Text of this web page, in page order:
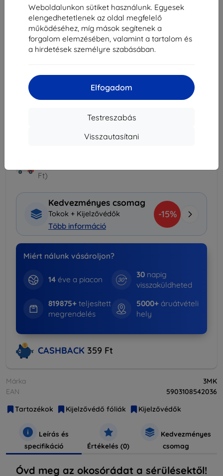
Weboldalunkon sütiket használunk. Egyesek
elengedhetetlenek az oldal megfelelő
működéséhez, míg mások segítenek a
forgalom elemzésében, valamint a tartalom és
a hirdetések személyre szabásában.
Elfogadom
Testreszabás
Visszautasítani
Raktáron > 5 darab
- +
Mennyiségi kedvezmények
Ft)
Kedvezményes csomag
Tokok + Kijelzővédők
Több információ
-15%
Miért nálunk vásároljon?
14éve a piacon
30 napig
visszaküldheted
819875+teljesített
megrendelés
5000+ áruátvételi
hely
CASHBACK 359 Ft
Márka
3MK
EAN
5903108542036
Tartozékok
Kijelzővédő fóliák Kijelzővédők
Leírás és
specifikáció
Értékelés (0)
Kedvezményes
csomag
Óvd meg az okosórádat a sérülésektől!